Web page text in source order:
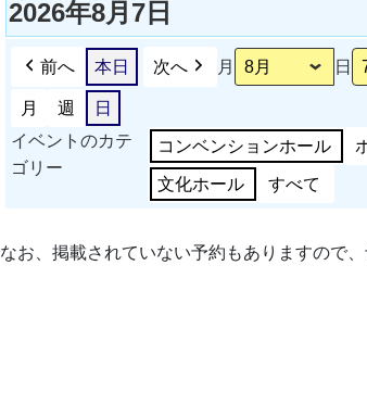
2026年8月7日
前へ 本日 次へ 月 日
月 週
日
イベントのカテ
ゴリー
コンベンションホール
文化ホール すべて
なお、掲載されていない予約もありますので